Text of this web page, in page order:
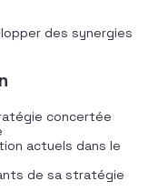
des synergies
concertée
actuels dans le
de sa stratégie